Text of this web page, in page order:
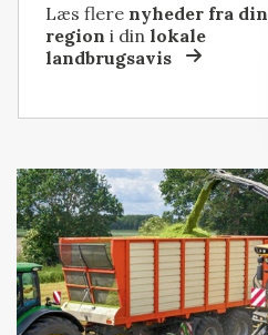
Læs flere nyheder fra din
region i dinlokale
landbrugsavis